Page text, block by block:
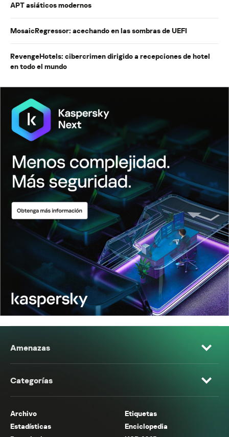
APT asiáticos modernos
MosaicRegressor: acechando en las sombras de UEFI
RevengeHotels: cibercrimen dirigido a recepciones de hotel
en todo el mundo
Amenazas
Categorías
Archivo
Etiquetas
Estadísticas
Enciclopedia